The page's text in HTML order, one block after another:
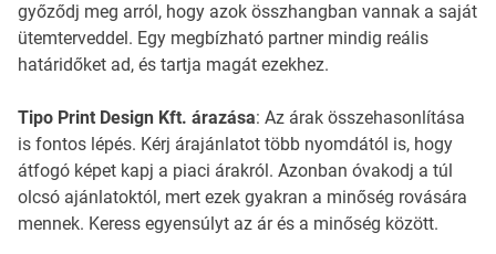
győződj meg arról, hogy azok összhangban vannak a saját
ütemterveddel. Egy megbízható partner mindig reális
határidőket ad, és tartja magát ezekhez.
Tipo Print Design Kft. árazása: Az árak összehasonlítása
is fontos lépés. Kérj árajánlatot több nyomdától is, hogy
átfogó képet kapj a piaci árakról. Azonban óvakodj a túl
olcsó ajánlatoktól, mert ezek gyakran a minőség rovására
mennek. Keress egyensúlyt az ár és a minőség között.